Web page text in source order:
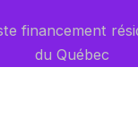
financement
du Québec